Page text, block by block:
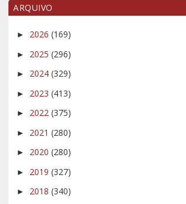
ARQUIVO
► 2026 (169)
► 2025 (296)
► 2024 (329)
► 2023 (413)
► 2022 (375)
► 2021 (280)
► 2020 (280)
► 2019 (327)
► 2018 (340)